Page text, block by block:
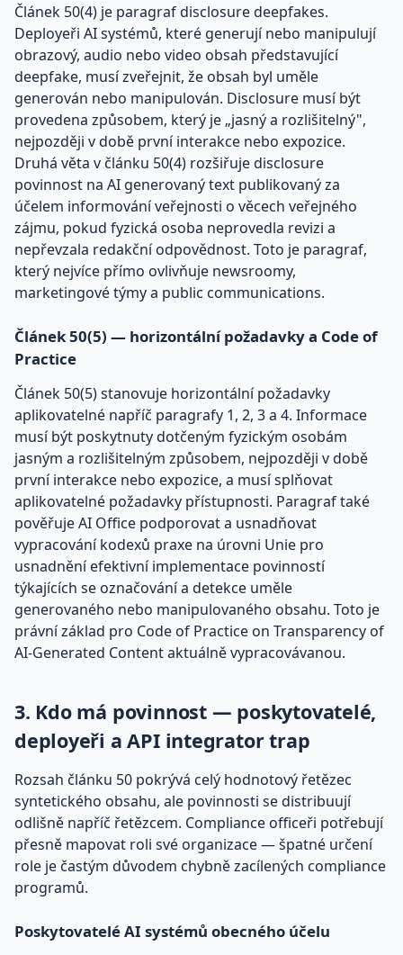
Článek 50(4) je paragraf disclosure deepfakes.
Deployeři AI systémů, které generují nebo manipulují
obrazový, audio nebo video obsah představující
deepfake, musí zveřejnit, že obsah byl uměle
generován nebo manipulován. Disclosure musí být
provedena způsobem, který je „jasný a rozlišitelný",
nejpozději v době první interakce nebo expozice.
Druhá věta v článku 50(4) rozšiřuje disclosure
povinnost na AI generovaný text publikovaný za
účelem informování veřejnosti o věcech veřejného
zájmu, pokud fyzická osoba neprovedla revizi a
nepřevzala redakční odpovědnost. Toto je paragraf,
který nejvíce přímo ovlivňuje newsroomy,
marketingové týmy a public communications.
Článek 50(5) — horizontální požadavky a Code of
Practice
Článek 50(5) stanovuje horizontální požadavky
aplikovatelné napříč paragrafy 1, 2, 3 a 4. Informace
musí být poskytnuty dotčeným fyzickým osobám
jasným a rozlišitelným způsobem, nejpozději v době
první interakce nebo expozice, a musí splňovat
aplikovatelné požadavky přístupnosti. Paragraf také
pověřuje AI Office podporovat a usnadňovat
vypracování kodexů praxe na úrovni Unie pro
usnadnění efektivní implementace povinností
týkajících se označování a detekce uměle
generovaného nebo manipulovaného obsahu. Toto je
právní základ pro Code of Practice on Transparency of
AI-Generated Content aktuálně vypracovávanou.
3. Kdo má povinnost — poskytovatelé,
deployeři a API integrator trap
Rozsah článku 50 pokrývá celý hodnotový řetězec
syntetického obsahu, ale povinnosti se distribuují
odlišně napříč řetězcem. Compliance officeři potřebují
přesně mapovat roli své organizace — špatné určení
role je častým důvodem chybně zacílených compliance
programů.
Poskytovatelé AI systémů obecného účelu